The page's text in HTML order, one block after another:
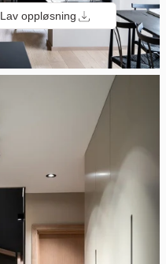
Lav oppløsning